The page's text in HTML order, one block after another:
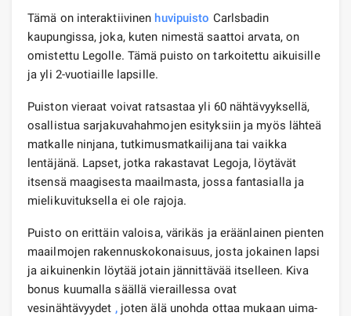
Tämä on interaktiivinen huvipuisto Carlsbadin
kaupungissa, joka, kuten nimestä saattoi arvata, on
omistettu Legolle. Tämä puisto on tarkoitettu aikuisille
ja yli 2-vuotiaille lapsille.
Puiston vieraat voivat ratsastaa yli 60 nähtävyyksellä,
osallistua sarjakuvahahmojen esityksiin ja myös lähteä
matkalle ninjana, tutkimusmatkailijana tai vaikka
lentäjänä. Lapset, jotka rakastavat Legoja, löytävät
itsensä maagisesta maailmasta, jossa fantasialla ja
mielikuvituksella ei ole rajoja.
Puisto on erittäin valoisa, värikäs ja eräänlainen pienten
maailmojen rakennuskokonaisuus, josta jokainen lapsi
ja aikuinenkin löytää jotain jännittävää itselleen. Kiva
bonus kuumalla säällä vieraillessa ovat
vesinähtävyydet ,joten älä unohda ottaa mukaan uima-